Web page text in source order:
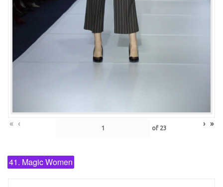
« ‹ of 23 › »
41. Magic Women